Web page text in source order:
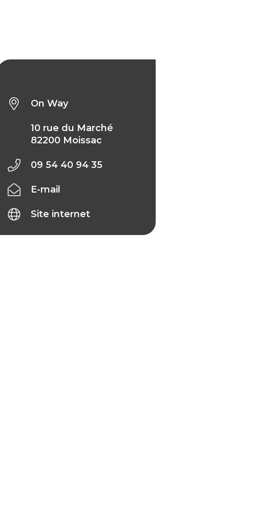
On Way
10 rue du Marché
82200 Moissac
09 54 40 94 35
E-mail
Site internet